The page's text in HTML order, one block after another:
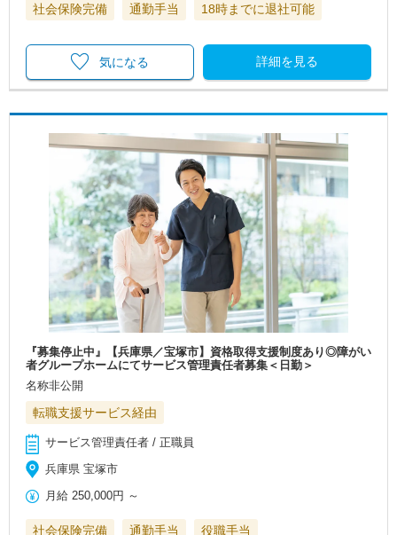
社会保険完備 通勤手当 18時までに退社可能
詳細を見る
気になる
『募集停止中』【兵庫県／宝塚市】資格取得支援制度あり◎障がい
者グループホームにてサービス管理責任者募集＜日勤＞
名称非公開
転職支援サービス経由
サービス管理責任者 / 正職員
兵庫県 宝塚市
月給 250,000円 ～
社会保険完備 通勤手当 役職手当